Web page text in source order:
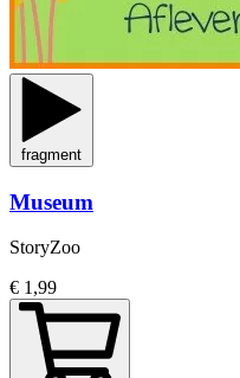
fragment
Museum
StoryZoo
€ 1,99